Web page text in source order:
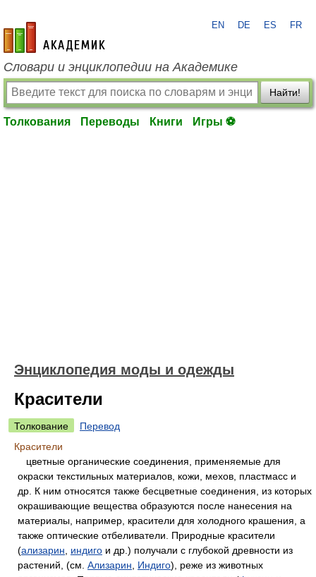
academic.ru
EN DE ES FR
Словари и энциклопедии на Академике
Найти!
Толкования Переводы Книги Игры ⚽
Энциклопедия моды и одежды
Красители
Толкование
Перевод
Красители
цветные органические соединения, применяемые для
окраски текстильных материалов, кожи, мехов, пластмасс и
др. К ним относятся также бесцветные соединения, из которых
окрашивающие вещества образуются после нанесения на
материалы, например, красители для холодного крашения, а
также оптические отбеливатели. Природные красители
(ализарин индиго и др.) получали с глубокой древности из
растений, (см. Ализарин Индиго), реже из животных